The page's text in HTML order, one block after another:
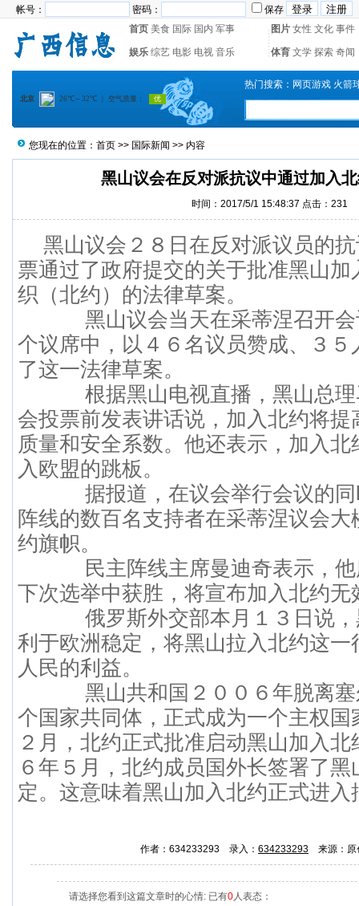
帐号： 密码：
保存
首页 美食 国际 国内 军事 图片 女性 文化 事件
娱乐 综艺 电影 电视 音乐 体育 文学 探索 奇闻
热门搜索： 网页游戏 火箭
您现在的位置： 首页 >> 国际新闻 >> 内容
黑山议会在反对派抗议中通过加入
时间：2017/5/1 15:48:37 点击： 231
黑山议会２８日在反对派议员的
票通过了政府提交的关于批准黑山
织（北约）的法律草案。
黑山议会当天在采蒂涅召开会
个议席中，以４６名议员赞成、３５
了这一法律草案。
根据黑山电视直播，黑山总理
会投票前发表讲话说，加入北约将提
质量和安全系数。他还表示，加入
入欧盟的跳板。
据报道，在议会举行会议的同
阵线的数百名支持者在采蒂涅议会
约旗帜。
民主阵线主席曼迪奇表示，他
下次选举中获胜，将宣布加入北约无
俄罗斯外交部本月１３日说，
利于欧洲稳定，将黑山拉入北约这一
人民的利益。
黑山共和国２００６年脱离塞
个国家共同体，正式成为一个主权国
２月，北约正式批准启动黑山加入
６年５月，北约成员国外长签署了
定。这意味着黑山加入北约正式进入
作者：634233293 录入： 634233293 来源：
请选择您看到这篇文章时的心情: 已有0人表态：